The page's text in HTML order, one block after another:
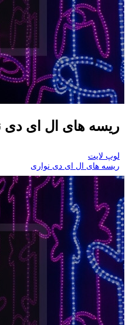
ریسه های ال ای دی
لوپ لایت
ریسه های ال ای دی نواری